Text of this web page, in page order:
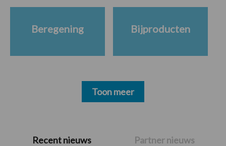
PrimaireRecent nieuws Partner nieuws
Beregening Bijproducten
Toon meer